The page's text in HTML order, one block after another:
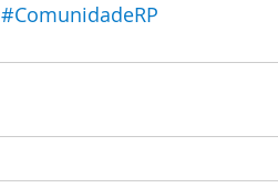
#ComunidadeRP